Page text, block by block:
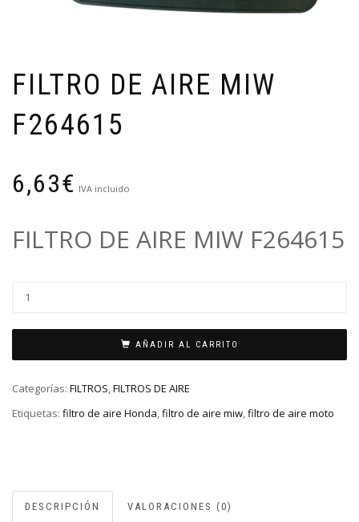
FILTRO DE AIRE MIW
F264615
6,63€ IVA incluido
FILTRO DE AIRE MIW F264615
AÑADIR AL CARRITO
Categorías: FILTROS,FILTROS DE AIRE
Etiquetas: filtro de aire Honda,filtro de aire miw,filtro de aire moto
DESCRIPCIÓN VALORACIONES (0)